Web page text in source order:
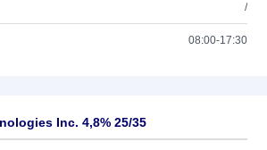
/
08:00-17:30
Inc. 4,8% 25/35